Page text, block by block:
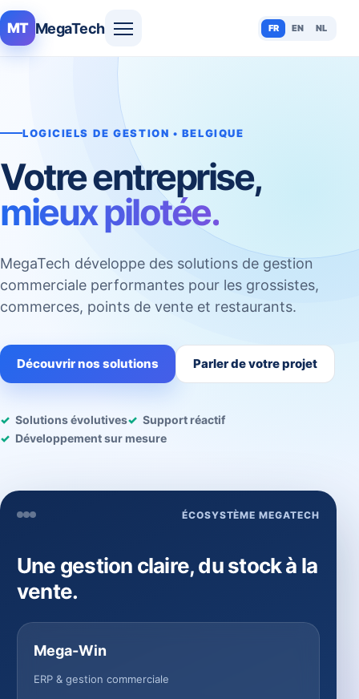
MT MegaTech FR EN NL
LOGICIELS DE GESTION • BELGIQUE
Votre entreprise,
mieux pilotée.
MegaTech développe des solutions de gestion
commerciale performantes pour les grossistes,
commerces, points de vente et restaurants.
Découvrir nos solutions Parler de votre projet
Solutions évolutives
Support réactif
Développement sur mesure
ÉCOSYSTÈME MEGATECH
Une gestion claire, du stock à la
vente.
Mega-Win
ERP & gestion commerciale